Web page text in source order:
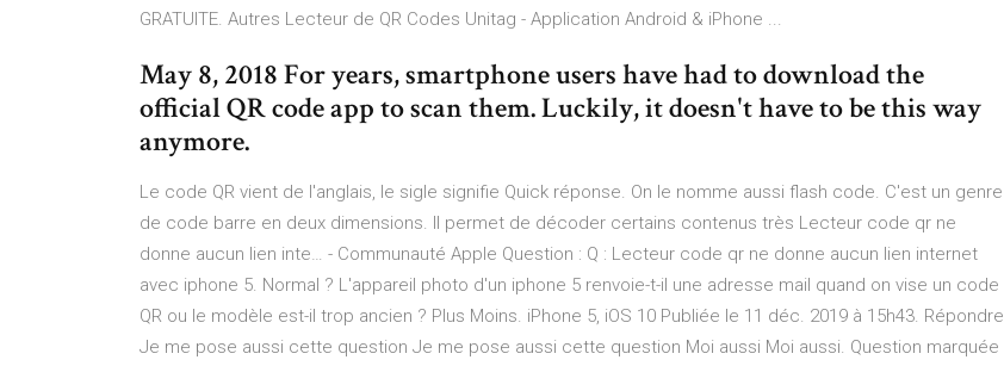
GRATUITE. Autres Lecteur de QR Codes Unitag - Application Android & iPhone ...
May 8, 2018 For years, smartphone users have had to download the
official QR code app to scan them. Luckily, it doesn't have to be this way
anymore.
Le code QR vient de l'anglais, le sigle signifie Quick réponse. On le nomme aussi flash code. C'est un genre
de code barre en deux dimensions. Il permet de décoder certains contenus très Lecteur code qr ne
donne aucun lien inte… - Communauté Apple Question : Q : Lecteur code qr ne donne aucun lien internet
avec iphone 5. Normal ? L'appareil photo d'un iphone 5 renvoie-t-il une adresse mail quand on vise un code
QR ou le modèle est-il trop ancien ? Plus Moins. iPhone 5, iOS 10 Publiée le 11 déc. 2019 à 15h43. Répondre
Je me pose aussi cette question Je me pose aussi cette question Moi aussi Moi aussi. Question marquée